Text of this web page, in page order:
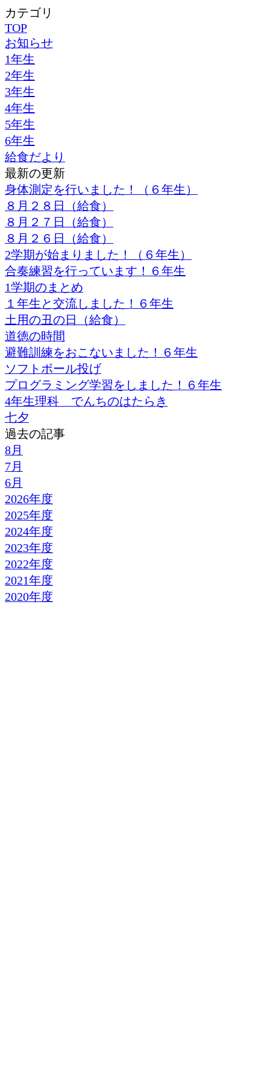
カテゴリ
TOP
お知らせ
1年生
2年生
3年生
4年生
5年生
6年生
給食だより
最新の更新
身体測定を行いました！（６年生）
８月２８日（給食）
８月２７日（給食）
８月２６日（給食）
2学期が始まりました！（６年生）
合奏練習を行っています！６年生
1学期のまとめ
１年生と交流しました！６年生
土用の丑の日（給食）
道徳の時間
避難訓練をおこないました！６年生
ソフトボール投げ
プログラミング学習をしました！６年生
4年生理科 でんちのはたらき
七夕
過去の記事
8月
7月
6月
2026年度
2025年度
2024年度
2023年度
2022年度
2021年度
2020年度